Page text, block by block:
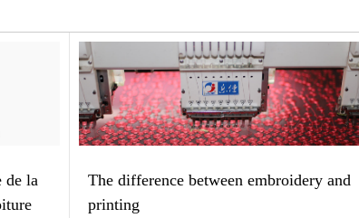
de la
The difference between embroidery and
printing